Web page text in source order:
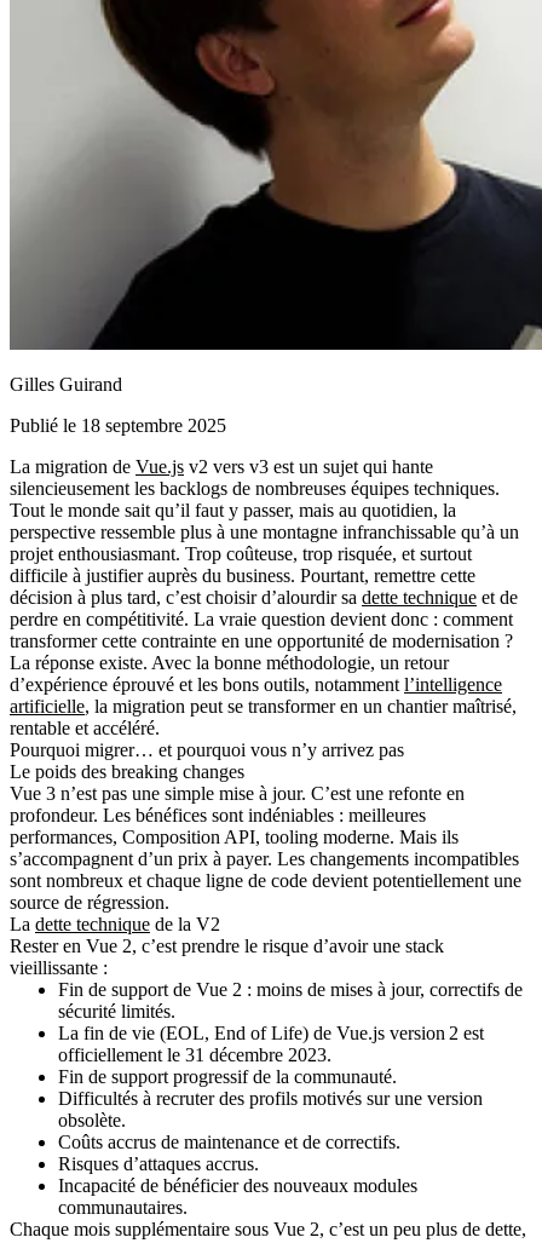
Gilles Guirand
Publié le 18 septembre 2025
La migration de Vue.js v2 vers v3 est un sujet qui hante
silencieusement les backlogs de nombreuses équipes techniques.
Tout le monde sait qu’il faut y passer, mais au quotidien, la
perspective ressemble plus à une montagne infranchissable qu’à un
projet enthousiasmant. Trop coûteuse, trop risquée, et surtout
difficile à justifier auprès du business. Pourtant, remettre cette
décision à plus tard, c’est choisir d’alourdir sa dette technique et de
perdre en compétitivité. La vraie question devient donc : comment
transformer cette contrainte en une opportunité de modernisation ?
La réponse existe. Avec la bonne méthodologie, un retour
d’expérience éprouvé et les bons outils, notammentl’intelligence
artificielle, la migration peut se transformer en un chantier maîtrisé,
rentable et accéléré.
Pourquoi migrer… et pourquoi vous n’y arrivez pas
Le poids des breaking changes
Vue 3 n’est pas une simple mise à jour. C’est une refonte en
profondeur. Les bénéfices sont indéniables : meilleures
performances, Composition API, tooling moderne. Mais ils
s’accompagnent d’un prix à payer. Les changements incompatibles
sont nombreux et chaque ligne de code devient potentiellement une
source de régression.
La dette technique de la V2
Rester en Vue 2, c’est prendre le risque d’avoir une stack
vieillissante :
Fin de support de Vue 2 : moins de mises à jour, correctifs de
sécurité limités.
La fin de vie (EOL, End of Life) de Vue.js version 2 est
officiellement le 31 décembre 2023.
Fin de support progressif de la communauté.
Difficultés à recruter des profils motivés sur une version
obsolète.
Coûts accrus de maintenance et de correctifs.
Risques d’attaques accrus.
Incapacité de bénéficier des nouveaux modules
communautaires.
Chaque mois supplémentaire sous Vue 2, c’est un peu plus de dette,